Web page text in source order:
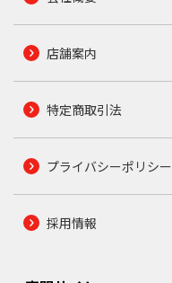
店舗案内
特定商取引法
プライバシーポリシー
採用情報